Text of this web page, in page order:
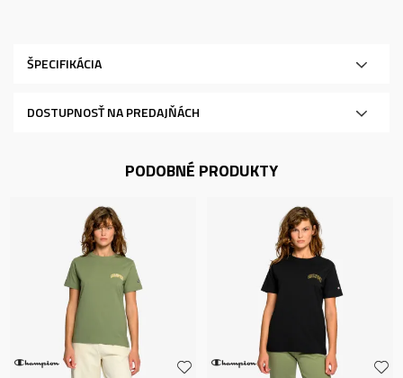
ŠPECIFIKÁCIA
DOSTUPNOSŤ NA PREDAJŇÁCH
PODOBNÉ PRODUKTY